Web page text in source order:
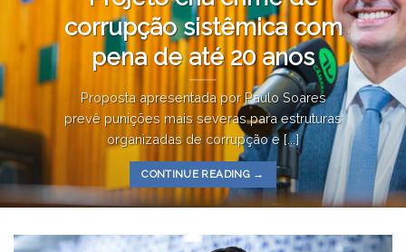
corrupção sistêmica com
pena de até 20 anos
Proposta apresentada por Paulo Soares
prevê punições mais severas para estruturas
organizadas de corrupção e [...]
CONTINUE READING →